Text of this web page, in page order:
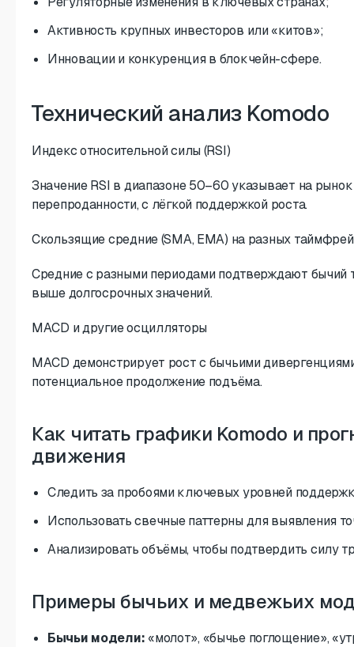
Активность крупных инвесторов или «китов»;
Инновации и конкуренция в блокчейн-сфере.
Технический анализ Komodo
Индекс относительной силы (RSI)
Значение RSI в диапазоне 50–60 указывает на
перепроданности, с лёгкой поддержкой роста.
Скользящие средние (SMA, EMA) на разных
Средние с разными периодами подтверждают бычий
выше долгосрочных значений.
MACD и другие осцилляторы
MACD демонстрирует рост с бычьими
потенциальное продолжение подъёма.
Как читать графики Komodo и
движения
Следить за пробоями ключевых уровней
Использовать свечные паттерны для выявления
Анализировать объёмы, чтобы подтвердить силу
Примеры бычьих и медвежьих
Бычьи модели: «молот», «бычье поглощение»,